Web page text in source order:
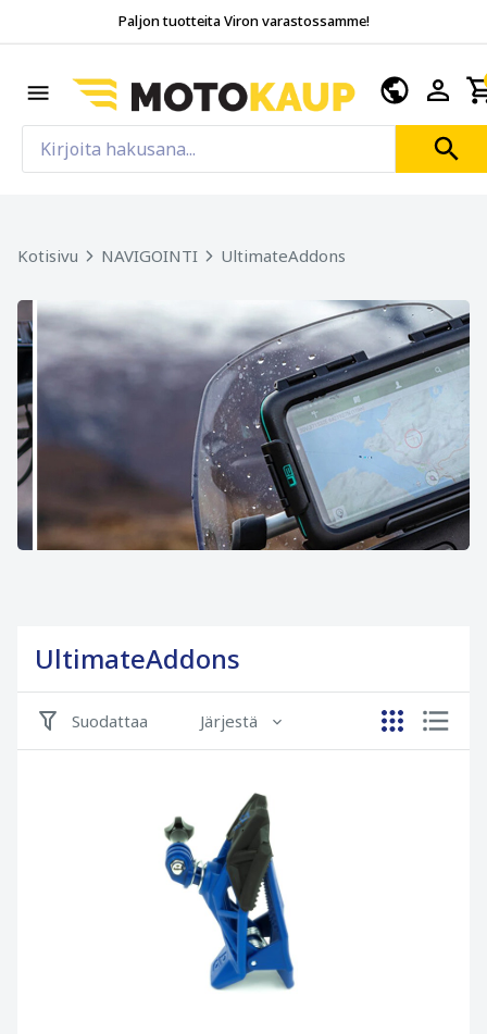
Paljon tuotteita Viron varastossamme!
Kotisivu NAVIGOINTI UltimateAddons
UltimateAddons
Suodattaa Järjestä